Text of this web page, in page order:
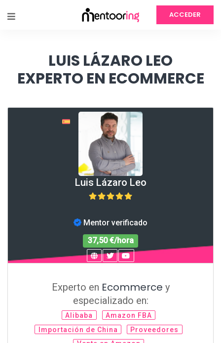
ACCEDER
LUIS LÁZARO LEO
EXPERTO EN ECOMMERCE
Luis Lázaro Leo
Mentor verificado
37,50 €/hora
Experto en Ecommerce y
especializado en:
Alibaba
Amazon FBA
Importación de China
Proveedores